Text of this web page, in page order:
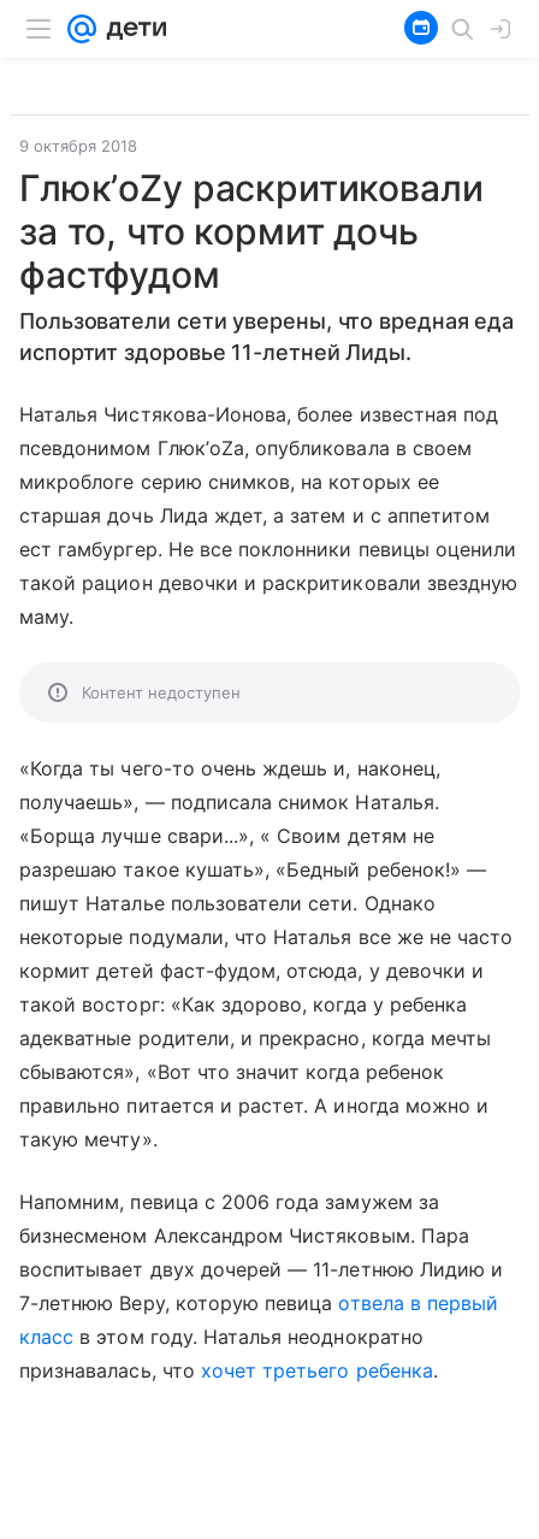
9 октября 2018
Глюк’oZу раскритиковали
за то, что кормит дочь
фастфудом
Пользователи сети уверены, что вредная еда
испортит здоровье 11-летней Лиды.
Наталья Чистякова-Ионова, более известная под
псевдонимом Глюк’oZa, опубликовала в своем
микроблоге серию снимков, на которых ее
старшая дочь Лида ждет, а затем и с аппетитом
ест гамбургер. Не все поклонники певицы оценили
такой рацион девочки и раскритиковали звездную
маму.
Контент недоступен
«Когда ты чего-то очень ждешь и, наконец,
получаешь», — подписала снимок Наталья.
«Борща лучше свари...», « Своим детям не
разрешаю такое кушать», «Бедный ребенок!» —
пишут Наталье пользователи сети. Однако
некоторые подумали, что Наталья все же не часто
кормит детей фаст-фудом, отсюда, у девочки и
такой восторг: «Как здорово, когда у ребенка
адекватные родители, и прекрасно, когда мечты
сбываются», «Вот что значит когда ребенок
правильно питается и растет. А иногда можно и
такую мечту».
Напомним, певица с 2006 года замужем за
бизнесменом Александром Чистяковым. Пара
воспитывает двух дочерей — 11-летнюю Лидию и
7-летнюю Веру, которую певицаотвела в первый
класс в этом году. Наталья неоднократно
признавалась, что хочет третьего ребенка.